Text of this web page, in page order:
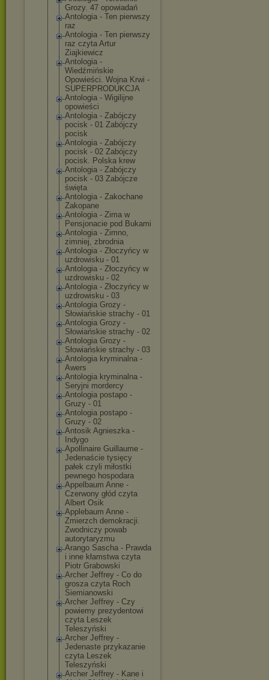
Grozy. 47 opowiadań
Antologia - Ten pierwszy
raz
Antologia - Ten pierwszy
raz czyta Artur
Ziajkiewicz
Antologia -
Wiedźmińskie
Opowieści. Wojna Krwi -
SUPERPRODUKCJA
Antologia - Wigilijne
opowieści
Antologia - Zabójczy
pocisk - 01 Zabójczy
pocisk
Antologia - Zabójczy
pocisk - 02 Zabójczy
pocisk. Polska krew
Antologia - Zabójczy
pocisk - 03 Zabójcze
święta
Antologia - Zakochane
Zakopane
Antologia - Zima w
Pensjonacie pod Bukami
Antologia - Zimno,
zimniej, zbrodnia
Antologia - Złoczyńcy w
uzdrowisku - 01
Antologia - Złoczyńcy w
uzdrowisku - 02
Antologia - Złoczyńcy w
uzdrowisku - 03
Antologia Grozy -
Słowiańskie strachy - 01
Antologia Grozy -
Słowiańskie strachy - 02
Antologia Grozy -
Słowiańskie strachy - 03
Antologia kryminalna -
Awers
Antologia kryminalna -
Seryjni mordercy
Antologia postapo -
Gruzy - 01
Antologia postapo -
Gruzy - 02
Antosik Agnieszka -
Indygo
Apollinaire Guillaume -
Jedenaście tysięcy
pałek czyli miłostki
pewnego hospodara
Appelbaum Anne -
Czerwony głód czyta
Albert Osik
Applebaum Anne -
Zmierzch demokracji.
Zwodniczy powab
autorytaryzmu
Arango Sascha - Prawda
i inne kłamstwa czyta
Piotr Grabowski
Archer Jeffrey - Co do
grosza czyta Roch
Siemianowski
Archer Jeffrey - Czy
powiemy prezydentowi
czyta Leszek
Teleszyński
Archer Jeffrey -
Jedenaste przykazanie
czyta Leszek
Teleszyński
Archer Jeffrey - Kane i